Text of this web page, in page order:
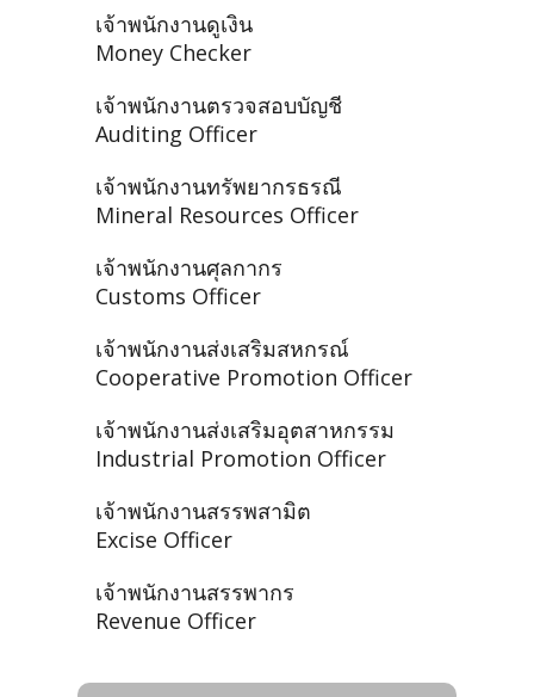
เจ้าพนักงานดูเงิน
Money Checker
เจ้าพนักงานตรวจสอบบัญชี
Auditing Officer
เจ้าพนักงานทรัพยากรธรณี
Mineral Resources Officer
เจ้าพนักงานศุลกากร
Customs Officer
เจ้าพนักงานส่งเสริมสหกรณ์
Cooperative Promotion Officer
เจ้าพนักงานส่งเสริมอุตสาหกรรม
Industrial Promotion Officer
เจ้าพนักงานสรรพสามิต
Excise Officer
เจ้าพนักงานสรรพากร
Revenue Officer